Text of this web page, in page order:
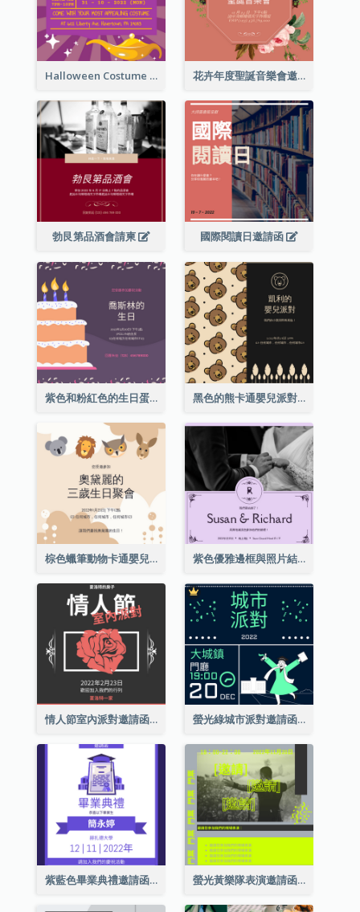
Halloween Costume Party Invitation 花卉年度聖誕音樂會邀請函
勃艮第品酒會請柬 國際閱讀日邀請函
紫色和粉紅色的生日蛋糕插圖聚會請柬 黑色的熊卡通嬰兒派對請柬
棕色蠟筆動物卡通嬰兒生日邀請 紫色優雅邊框與照片結婚請柬
情人節室內派對邀請函 螢光綠城市派對邀請函
紫藍色畢業典禮邀請函 螢光黃樂隊表演邀請函